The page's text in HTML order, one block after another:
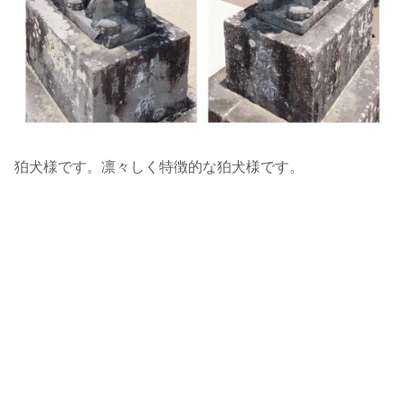
狛犬様です。凛々しく特徴的な狛犬様です。